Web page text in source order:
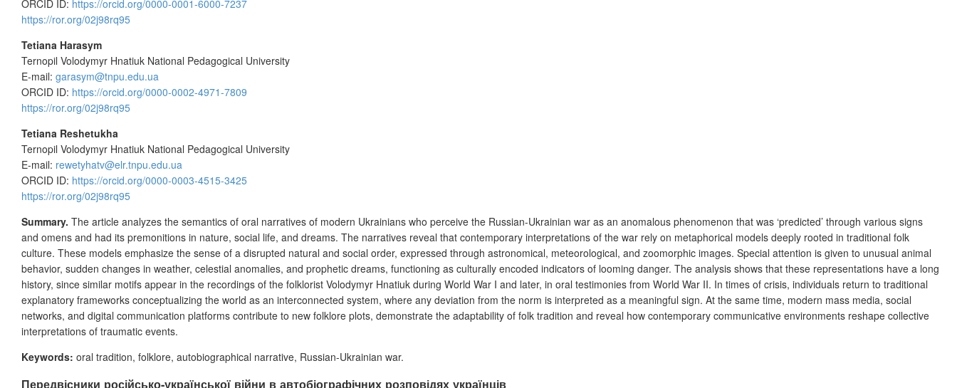
ORCID ID: https://orcid.org/0000-0001-6000-7237
https://ror.org/02j98rq95
Tetiana Harasym
Ternopil Volodymyr Hnatiuk National Pedagogical University
E-mail: garasym@tnpu.edu.ua
ORCID ID: https://orcid.org/0000-0002-4971-7809
https://ror.org/02j98rq95
Tetiana Reshetukha
Ternopil Volodymyr Hnatiuk National Pedagogical University
E-mail: rewetyhatv@elr.tnpu.edu.ua
ORCID ID: https://orcid.org/0000-0003-4515-3425
https://ror.org/02j98rq95
Summary. The article analyzes the semantics of oral narratives of modern Ukrainians who perceive the Russian-Ukrainian war as an anomalous phenomenon that was ‘predicted’ through various signs
and omens and had its premonitions in nature, social life, and dreams. The narratives reveal that contemporary interpretations of the war rely on metaphorical models deeply rooted in traditional folk
culture. These models emphasize the sense of a disrupted natural and social order, expressed through astronomical, meteorological, and zoomorphic images. Special attention is given to unusual animal
behavior, sudden changes in weather, celestial anomalies, and prophetic dreams, functioning as culturally encoded indicators of looming danger. The analysis shows that these representations have a long
history, since similar motifs appear in the recordings of the folklorist Volodymyr Hnatiuk during World War I and later, in oral testimonies from World War II. In times of crisis, individuals return to traditional
explanatory frameworks conceptualizing the world as an interconnected system, where any deviation from the norm is interpreted as a meaningful sign. At the same time, modern mass media, social
networks, and digital communication platforms contribute to new folklore plots, demonstrate the adaptability of folk tradition and reveal how contemporary communicative environments reshape collective
interpretations of traumatic events.
Keywords: oral tradition, folklore, autobiographical narrative, Russian-Ukrainian war.
Передвісники російсько-української війни в автобіографічних розповідях українців